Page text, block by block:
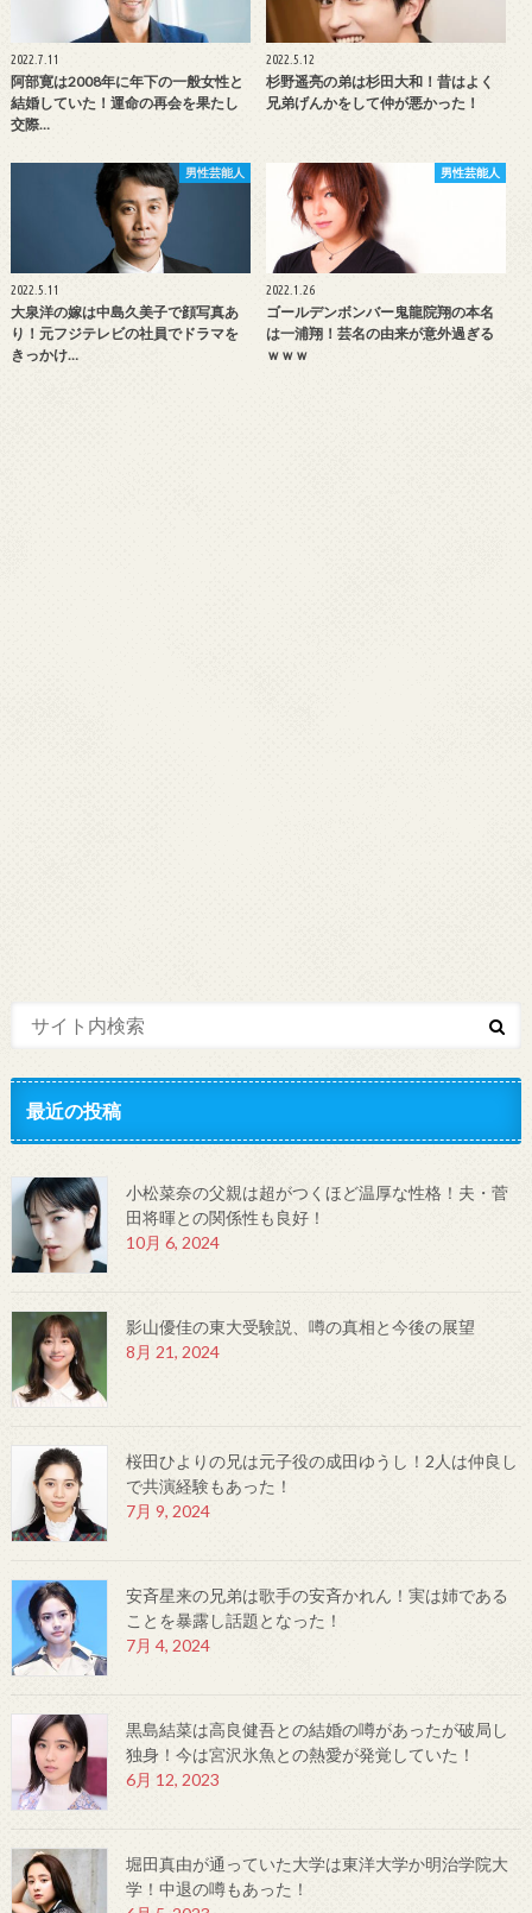
2022.7.11
阿部寛は2008年に年下の一般女性と
結婚していた！運命の再会を果たし
交際…
2022.5.12
杉野遥亮の弟は杉田大和！昔はよく
兄弟げんかをして仲が悪かった！
男性芸能人
2022.5.11
大泉洋の嫁は中島久美子で顔写真あ
り！元フジテレビの社員でドラマを
きっかけ…
男性芸能人
2022.1.26
ゴールデンボンバー鬼龍院翔の本名
は一浦翔！芸名の由来が意外過ぎる
ｗｗｗ
最近の投稿
小松菜奈の父親は超がつくほど温厚な性格！夫・菅
田将暉との関係性も良好！
10月 6, 2024
影山優佳の東大受験説、噂の真相と今後の展望
8月 21, 2024
桜田ひよりの兄は元子役の成田ゆうし！2人は仲良し
で共演経験もあった！
7月 9, 2024
安斉星来の兄弟は歌手の安斉かれん！実は姉である
ことを暴露し話題となった！
7月 4, 2024
黒島結菜は高良健吾との結婚の噂があったが破局し
独身！今は宮沢氷魚との熱愛が発覚していた！
6月 12, 2023
堀田真由が通っていた大学は東洋大学か明治学院大
学！中退の噂もあった！